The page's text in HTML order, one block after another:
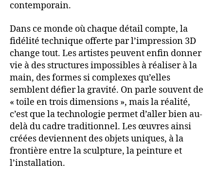
contemporain.
Dans ce monde où chaque détail compte, la
fidélité technique offerte par l’impression 3D
change tout. Les artistes peuvent enfin donner
vie à des structures impossibles à réaliser à la
main, des formes si complexes qu’elles
semblent défier la gravité. On parle souvent de
« toile en trois dimensions », mais la réalité,
c’est que la technologie permet d’aller bien au-
delà du cadre traditionnel. Les œuvres ainsi
créées deviennent des objets uniques, à la
frontière entre la sculpture, la peinture et
l’installation.